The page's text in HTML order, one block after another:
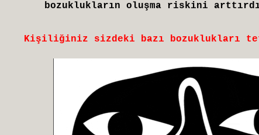
bozuklukların oluşma riskini
Kişiliğiniz sizdeki bazı bozuklukları